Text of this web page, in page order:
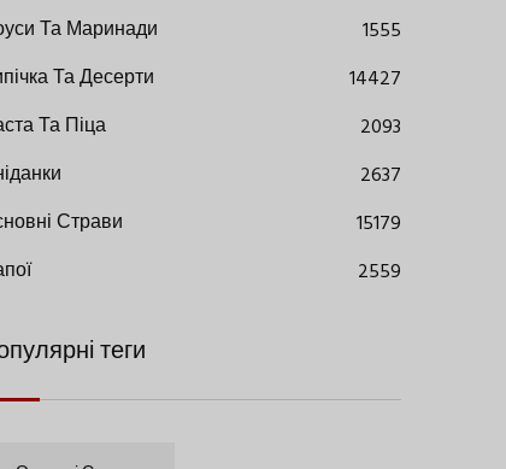
Та Маринади
1555
Та Десерти
14427
Та Піца
2093
2637
Страви
15179
2559
Популярні теги